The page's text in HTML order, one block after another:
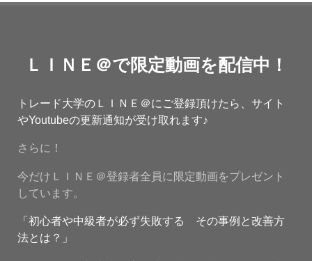
ＬＩＮＥ＠で限定動画を配信中！
トレード大学のＬＩＮＥ＠にご登録頂けたら、サイト
やYoutubeの更新通知が受け取れます♪
さらに！
今だけＬＩＮＥ＠登録者全員に限定動画をプレゼント
しています。
「初心者や中級者が必ず失敗する その事例と改善方
法とは？」